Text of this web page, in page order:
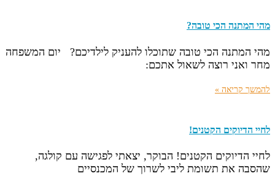
מהי המתנה הכי טובה?
מהי המתנה הכי טובה שתוכלו להעניק לילדיכם? יום המשפחה
מחר ואני רוצה לשאול אתכם:
להמשך קריאה »
לחיי הדיוקים הקטנים!
לחיי הדיוקים הקטנים! הבוקר, יצאתי לפגישה עם קולגה,
שהסבה את תשומת ליבי לשרוך של המכנסיים